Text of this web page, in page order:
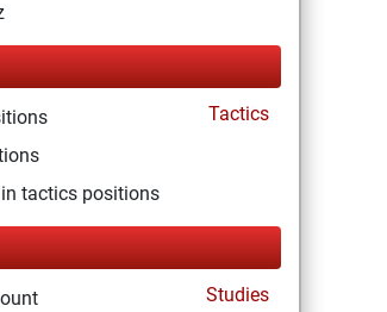
Tactics
tactics positions
Studies